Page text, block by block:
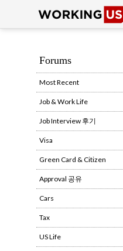
Forums
Most Recent
Job & Work Life
Job Interview 후기
Visa
Green Card & Citizen
Approval 공유
Cars
Tax
US Life